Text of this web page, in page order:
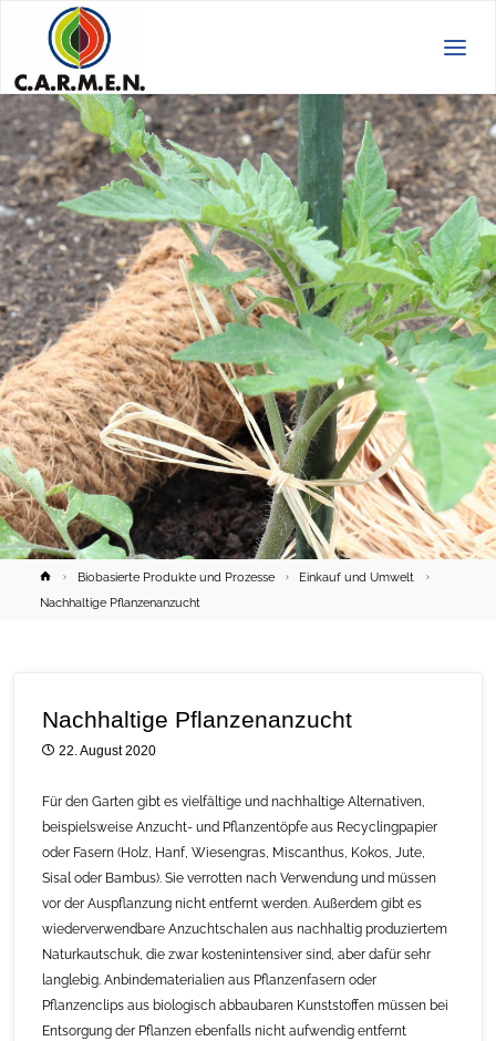
HomeBiobasierte Produkte und Prozesse
Einkauf und Umwelt
Nachhaltige Pflanzenanzucht
Nachhaltige Pflanzenanzucht
22. August 2020
Für den Garten gibt es vielfältige und nachhaltige Alternativen,
beispielsweise Anzucht- und Pflanzentöpfe aus Recyclingpapier
oder Fasern (Holz, Hanf, Wiesengras, Miscanthus, Kokos, Jute,
Sisal oder Bambus). Sie verrotten nach Verwendung und müssen
vor der Auspflanzung nicht entfernt werden. Außerdem gibt es
wiederverwendbare Anzuchtschalen aus nachhaltig produziertem
Naturkautschuk, die zwar kostenintensiver sind, aber dafür sehr
langlebig. Anbindematerialien aus Pflanzenfasern oder
Pflanzenclips aus biologisch abbaubaren Kunststoffen müssen bei
Entsorgung der Pflanzen ebenfalls nicht aufwendig entfernt